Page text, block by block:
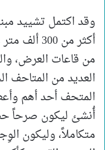
وقد اكتمل تشييد
من قاعات العرض،
العديد من المتاحف
المتحف أحد أهم
أُنشئ ليكون صرحاً
متكاملاً، وليكون